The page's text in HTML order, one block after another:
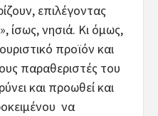
επιλέγοντας
ίσως, νησιά. Κι όμως,
προϊόν και
παραθεριστές του
και προωθεί και
να